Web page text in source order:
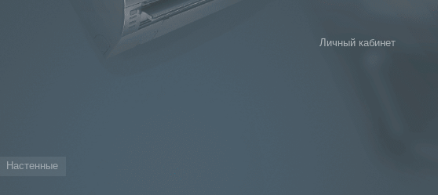
Личный кабинет
Настенные